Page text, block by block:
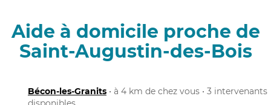
Aide à domicile proche de
Saint-Augustin-des-Bois
Bécon-les-Granits • à 4 km de chez vous • 3 intervenants